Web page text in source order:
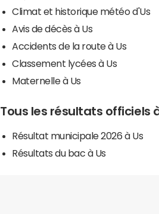
Climat et historique météo d'Us
Avis de décès à Us
Accidents de la route à Us
Classement lycées à Us
Maternelle à Us
Tous les résultats officiels
Résultat municipale 2026 à Us
Résultats du bac à Us